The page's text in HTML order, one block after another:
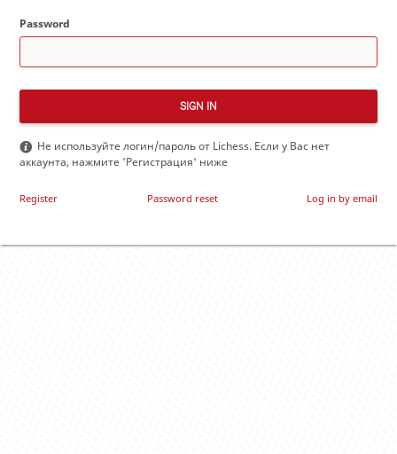
Password
SIGN IN
Не используйте логин/пароль от Lichess. Если у Вас нет
аккаунта, нажмите 'Регистрация' ниже
Register Password reset Log in by email